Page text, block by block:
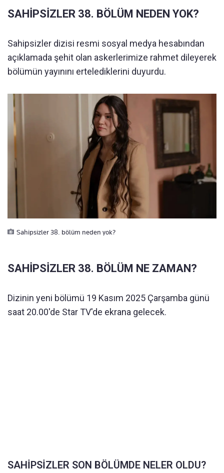
SAHİPSİZLER 38. BÖLÜM NEDEN YOK?
Sahipsizler dizisi resmi sosyal medya hesabından
açıklamada şehit olan askerlerimize rahmet dileyerek
bölümün yayınını ertelediklerini duyurdu.
Sahipsizler 38. bölüm neden yok?
SAHİPSİZLER 38. BÖLÜM NE ZAMAN?
Dizinin yeni bölümü 19 Kasım 2025 Çarşamba günü
saat 20.00'de Star TV'de ekrana gelecek.
SAHİPSİZLER SON BÖLÜMDE NELER OLDU?